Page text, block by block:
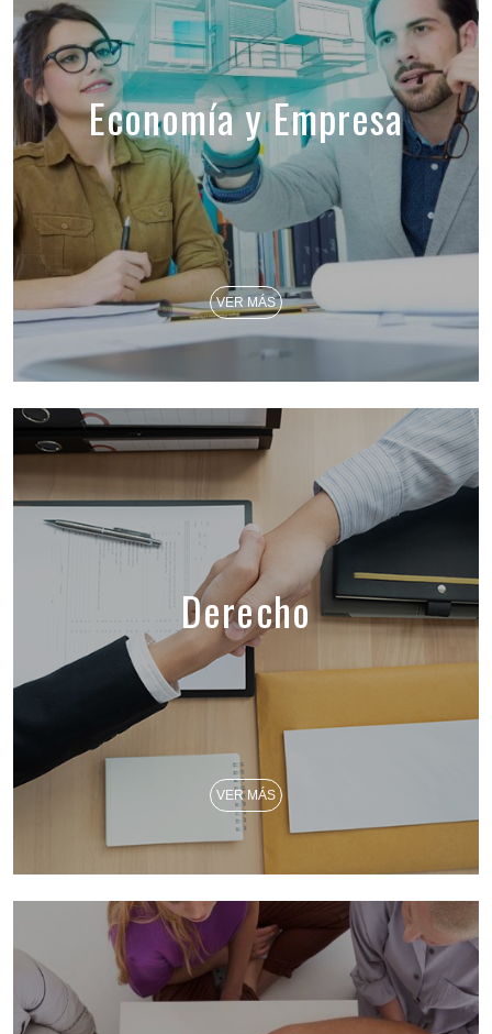
Economía y Empresa
VER MÁS
Derecho
VER MÁS